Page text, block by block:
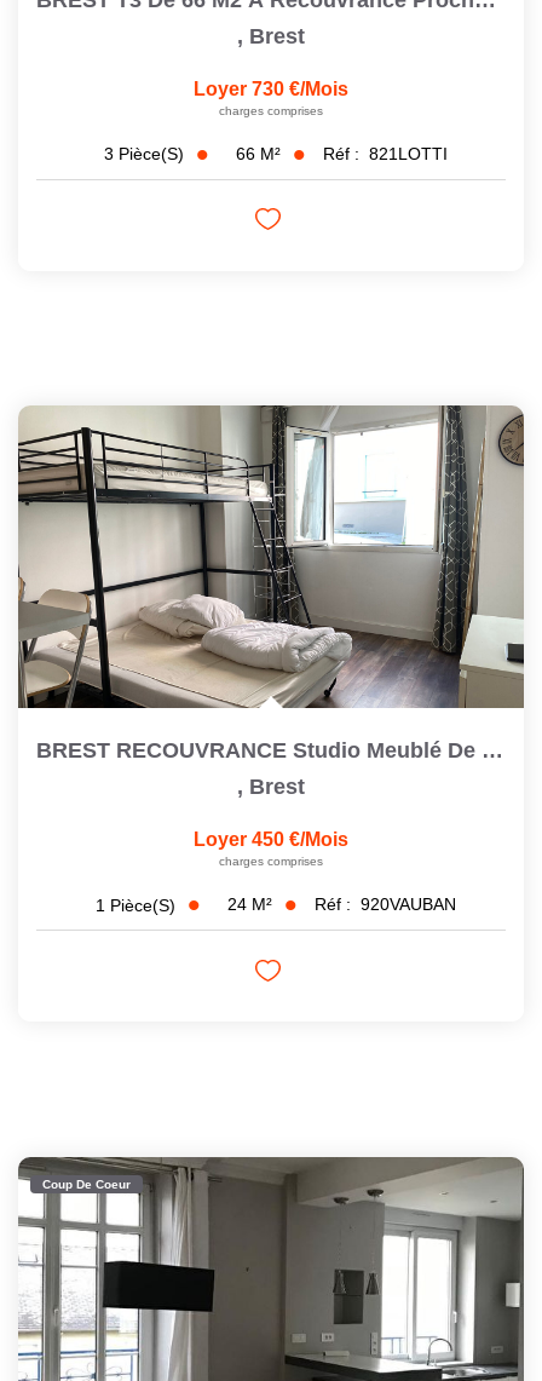
, Brest
Loyer 730 €/mois
charges comprises
3 Pièce(s) 66 M² Réf : 821LOTTI
BREST RECOUVRANCE Studio Meublé De 23,6 M2
, Brest
Loyer 450 €/mois
charges comprises
1 Pièce(s) 24 M² Réf : 920VAUBAN
Coup De Coeur